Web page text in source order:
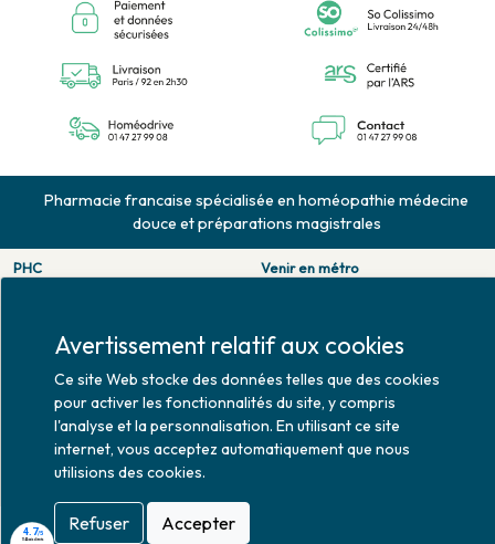
Pharmacie francaise spécialisée en homéopathie médecine
douce et préparations magistrales
PHC
Fax. 01 47 55 03 61
Horaires d'ouverture
Lundi : 10h30 - 20h00
Mardi au vendredi : 9h00 -
20h00
Samedi : 9h30 - 20h00
Venir en métro
Venir en bus
Jean Monet : ligne 52.
Avertissement relatif aux cookies
Ce site Web stocke des données telles que des cookies
pour activer les fonctionnalités du site, y compris
l'analyse et la personnalisation. En utilisant ce site
internet, vous acceptez automatiquement que nous
utilisions des cookies.
Refuser Accepter